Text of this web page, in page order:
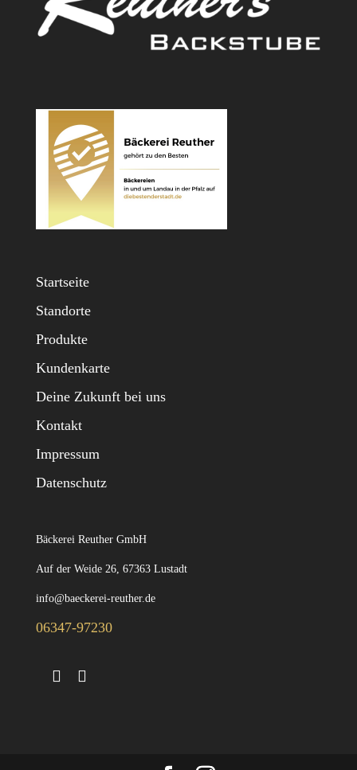
Startseite
Standorte
Produkte
Kundenkarte
Deine Zukunft bei uns
Kontakt
Impressum
Datenschutz
Bäckerei Reuther GmbH
Auf der Weide 26, 67363 Lustadt
info@baeckerei-reuther.de
06347-97230